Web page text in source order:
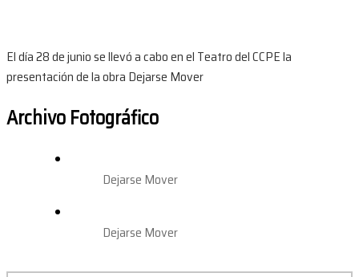
El día 28 de junio se llevó a cabo en el Teatro del CCPE la
presentación de la obra Dejarse Mover
Archivo Fotográfico
Dejarse Mover
Dejarse Mover